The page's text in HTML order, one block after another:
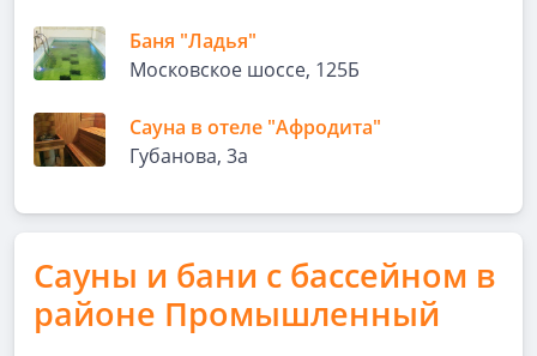
Баня "Ладья"
Московское шоссе, 125Б
Сауна в отеле "Афродита"
Губанова, 3а
Сауны и бани с бассейном в
районе Промышленный